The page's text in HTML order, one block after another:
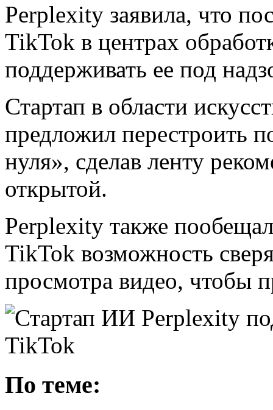
Perplexity заявила, что
TikTok в центрах
поддерживать ее под
Стартап в области
предложил перестроить
нуля», сделав ленту
открытой.
Perplexity также
TikTok возможность
просмотра видео, чтобы
По теме: